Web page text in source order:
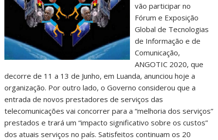
vão participar no
Fórum e Exposição
Global de Tecnologias
de Informação e de
Comunicação,
ANGOTIC 2020, que
decorre de 11 a 13 de Junho, em Luanda, anunciou hoje a
organização. Por outro lado, o Governo considerou que a
entrada de novos prestadores de serviços das
telecomunicações vai concorrer para a “melhoria dos serviços”
prestados e trará um “impacto significativo sobre os custos”
dos atuais serviços no país. Satisfeitos continuam os 20